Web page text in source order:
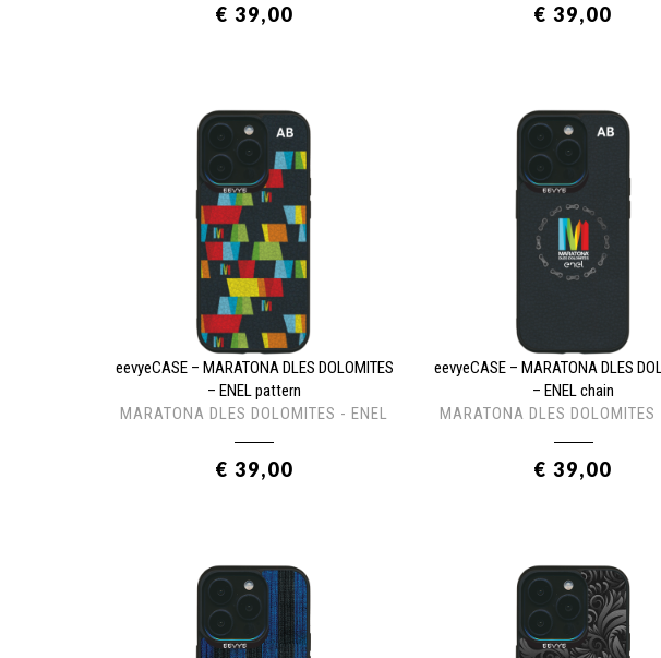
€ 39,00 € 39,00
eevyeCASE – MARATONA DLES DOLOMITES
– ENEL pattern
MARATONA DLES DOLOMITES - ENEL
€ 39,00
eevyeCASE – MARATONA DLES
– ENEL chain
MARATONA DLES DOLOMITES
€ 39,00